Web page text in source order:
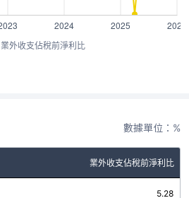
業外收支佔稅前淨利比
數據單位：%
業外收支佔稅前淨利比
5.28